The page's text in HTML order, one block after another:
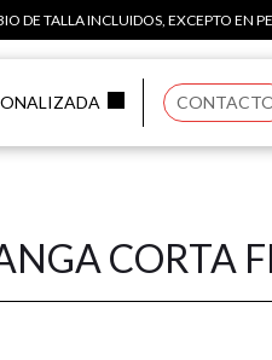
DE TALLA INCLUIDOS, EXCEPTO EN
CORTA